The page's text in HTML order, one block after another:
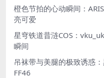
橙色节拍的心动瞬间：
亮可爱
星穹铁道昔涟COS：
瞬间
吊袜带与美腿的极致诱惑
FF46